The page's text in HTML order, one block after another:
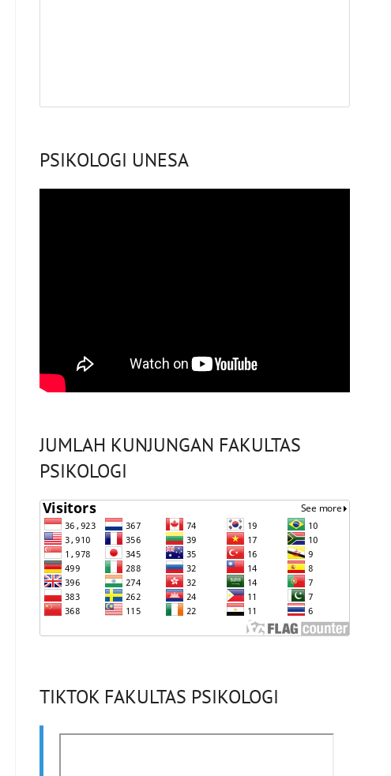
PSIKOLOGI UNESA
JUMLAH KUNJUNGAN FAKULTAS
PSIKOLOGI
TIKTOK FAKULTAS PSIKOLOGI